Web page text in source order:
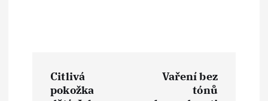
Citlivá
pokožka
Vaření bez
tónů